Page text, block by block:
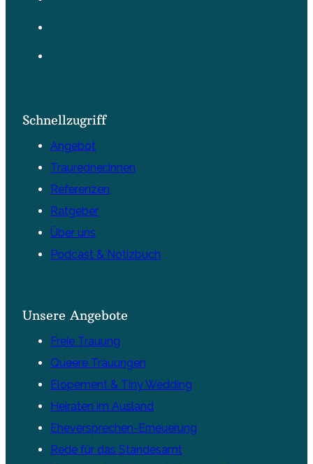
Schnellzugriff
Angebot
Trauredner:innen
Referenzen
Ratgeber
Über uns
Podcast & Notizbuch
Unsere Angebote
Freie Trauung
Queere Trauungen
Elopement & Tiny Wedding
Heiraten im Ausland
Eheversprechen-Erneuerung
Rede für das Standesamt